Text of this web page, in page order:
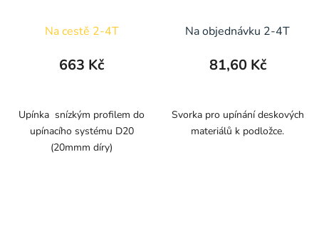
Na cestě 2-4T
663 Kč
Upínka snízkým profilem do
upínacího systému D20
(20mmm díry)
Na objednávku 2-4T
81,60 Kč
Svorka pro upínání deskových
materiálů k podložce.